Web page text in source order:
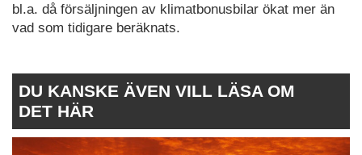
bl.a. då försäljningen av klimatbonusbilar ökat mer än
vad som tidigare beräknats.
DU KANSKE ÄVEN VILL LÄSA OM
DET HÄR